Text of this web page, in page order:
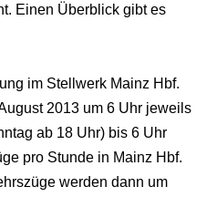
Einen Überblick gibt es
im Stellwerk Mainz Hbf.
2013 um 6 Uhr jeweils
ab 18 Uhr) bis 6 Uhr
pro Stunde in Mainz Hbf.
werden dann um